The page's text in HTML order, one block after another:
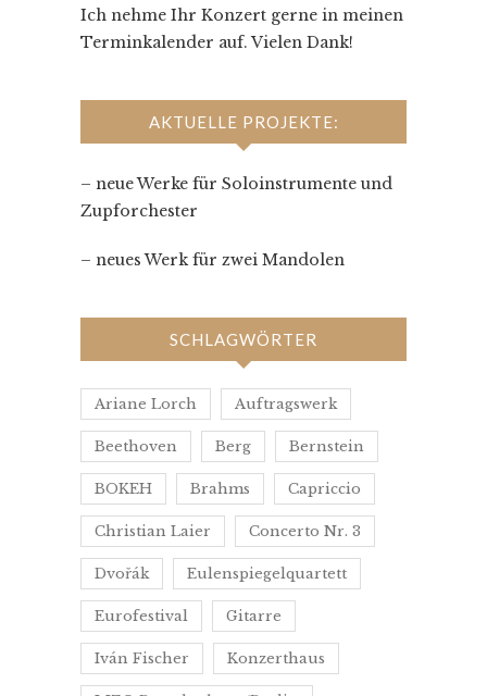
Ich nehme Ihr Konzert gerne in meinen
Terminkalender auf. Vielen Dank!
AKTUELLE PROJEKTE:
– neue Werke für Soloinstrumente und
Zupforchester
– neues Werk für zwei Mandolen
SCHLAGWÖRTER
Ariane Lorch Auftragswerk
Beethoven Berg Bernstein
BOKEH Brahms Capriccio
Christian Laier Concerto Nr. 3
Dvořák Eulenspiegelquartett
Eurofestival Gitarre
Iván Fischer Konzerthaus